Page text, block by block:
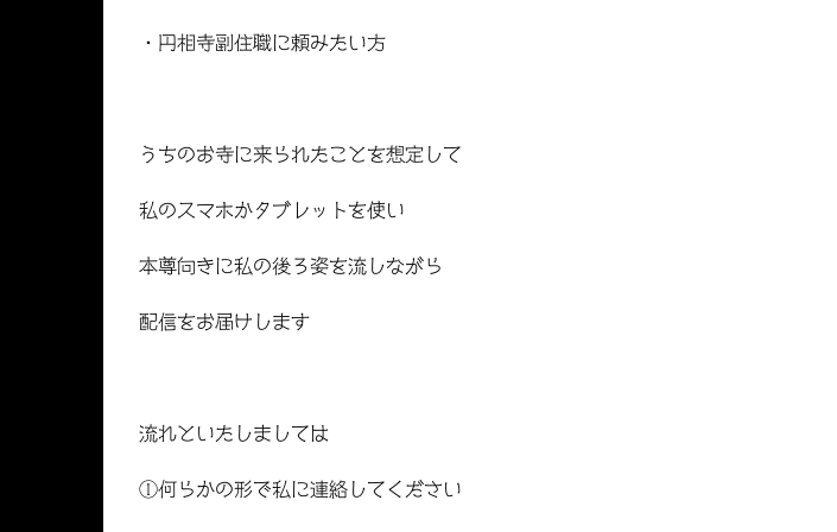
・円相寺副住職に頼みたい方
うちのお寺に来られたことを想定して
私のスマホかタブレットを使い
本尊向きに私の後ろ姿を流しながら
配信をお届けします
流れといたしましては
①何らかの形で私に連絡してください